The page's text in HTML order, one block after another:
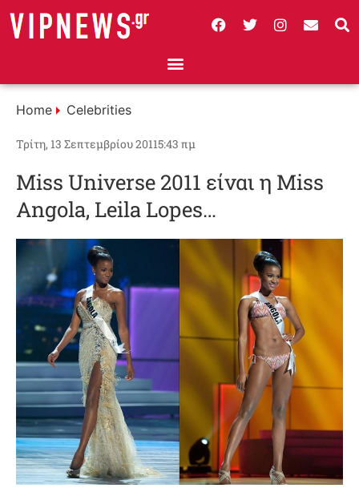
Home Celebrities
Τρίτη, 13 Σεπτεμβρίου 20115:43 πμ
Miss Universe 2011 είναι η Μiss
Angola, Leila Lopes…